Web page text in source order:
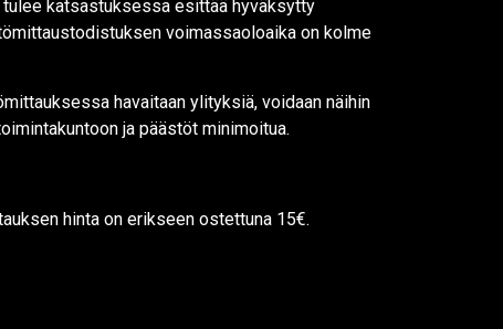
tulee katsastuksessa esittää hyväksytty
voimassaoloaika on kolme
havaitaan ylityksiä, voidaan näihin
ja päästöt minimoitua.
hinta on erikseen ostettuna 15€.